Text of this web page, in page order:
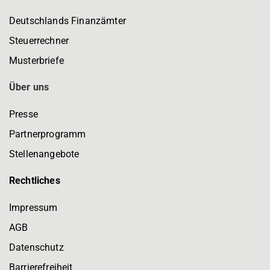
Deutschlands Finanzämter
Steuerrechner
Musterbriefe
Über uns
Presse
Partnerprogramm
Stellenangebote
Rechtliches
Impressum
AGB
Datenschutz
Barrierefreiheit